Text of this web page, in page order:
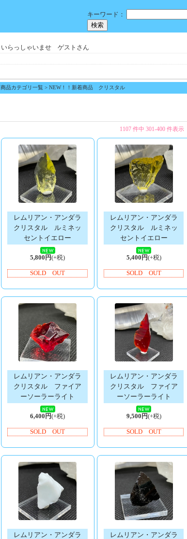
キーワード：
いらっしゃいませ ゲストさん
商品カテゴリ一覧 > NEW！！新着商品 クリスタル
1107 件中 301-400 件表示
レムリアン・アンダラ
クリスタル ルミネッ
セントイエロー
5,800円(+税)
SOLD OUT
レムリアン・アンダラ
クリスタル ルミネッ
セントイエロー
5,400円(+税)
SOLD OUT
レムリアン・アンダラ
クリスタル ファイア
ーソーラーライト
6,400円(+税)
SOLD OUT
レムリアン・アンダラ
クリスタル ファイア
ーソーラーライト
9,500円(+税)
SOLD OUT
レムリアン・アンダラ
レムリアン・アンダラ